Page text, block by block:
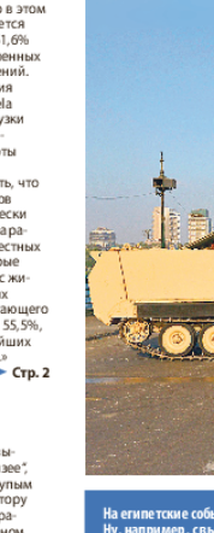
38
Аргументы
факты
Будь
Вечное
Диалог